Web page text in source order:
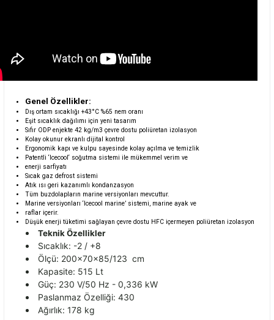
Genel Özellikler:
Dış ortam sıcaklığı +43°C %65 nem oranı
Eşit sıcaklık dağılımı için yeni tasarım
Sıfır ODP enjekte 42 kg/m3 çevre dostu poliüretan izolasyon
Kolay okunur ekranlı dijital kontrol
Ergonomik kapı ve kulpu sayesinde kolay açılma ve temizlik
Patentli ‘Icecool‘ soğutma sistemi ile mükemmel verim ve
enerji sarfiyatı
Sıcak gaz defrost sistemi
Atık ısı geri kazanımlı kondanzasyon
Tüm buzdolapların marine versiyonları mevcuttur.
Marine versiyonları ‘Icecool marine’ sistemi, marine ayak ve
raflar içerir.
Düşük enerji tüketimi sağlayan çevre dostu HFC içermeyen poliüretan izolasyon
Teknik Özellikler
Sıcaklık: -2 / +8
Ölçü: 200x70x85/123 cm
Kapasite: 515 Lt
Güç: 230 V/50 Hz - 0,336 kW
Paslanmaz Özelliği: 430
Ağırlık: 178 kg